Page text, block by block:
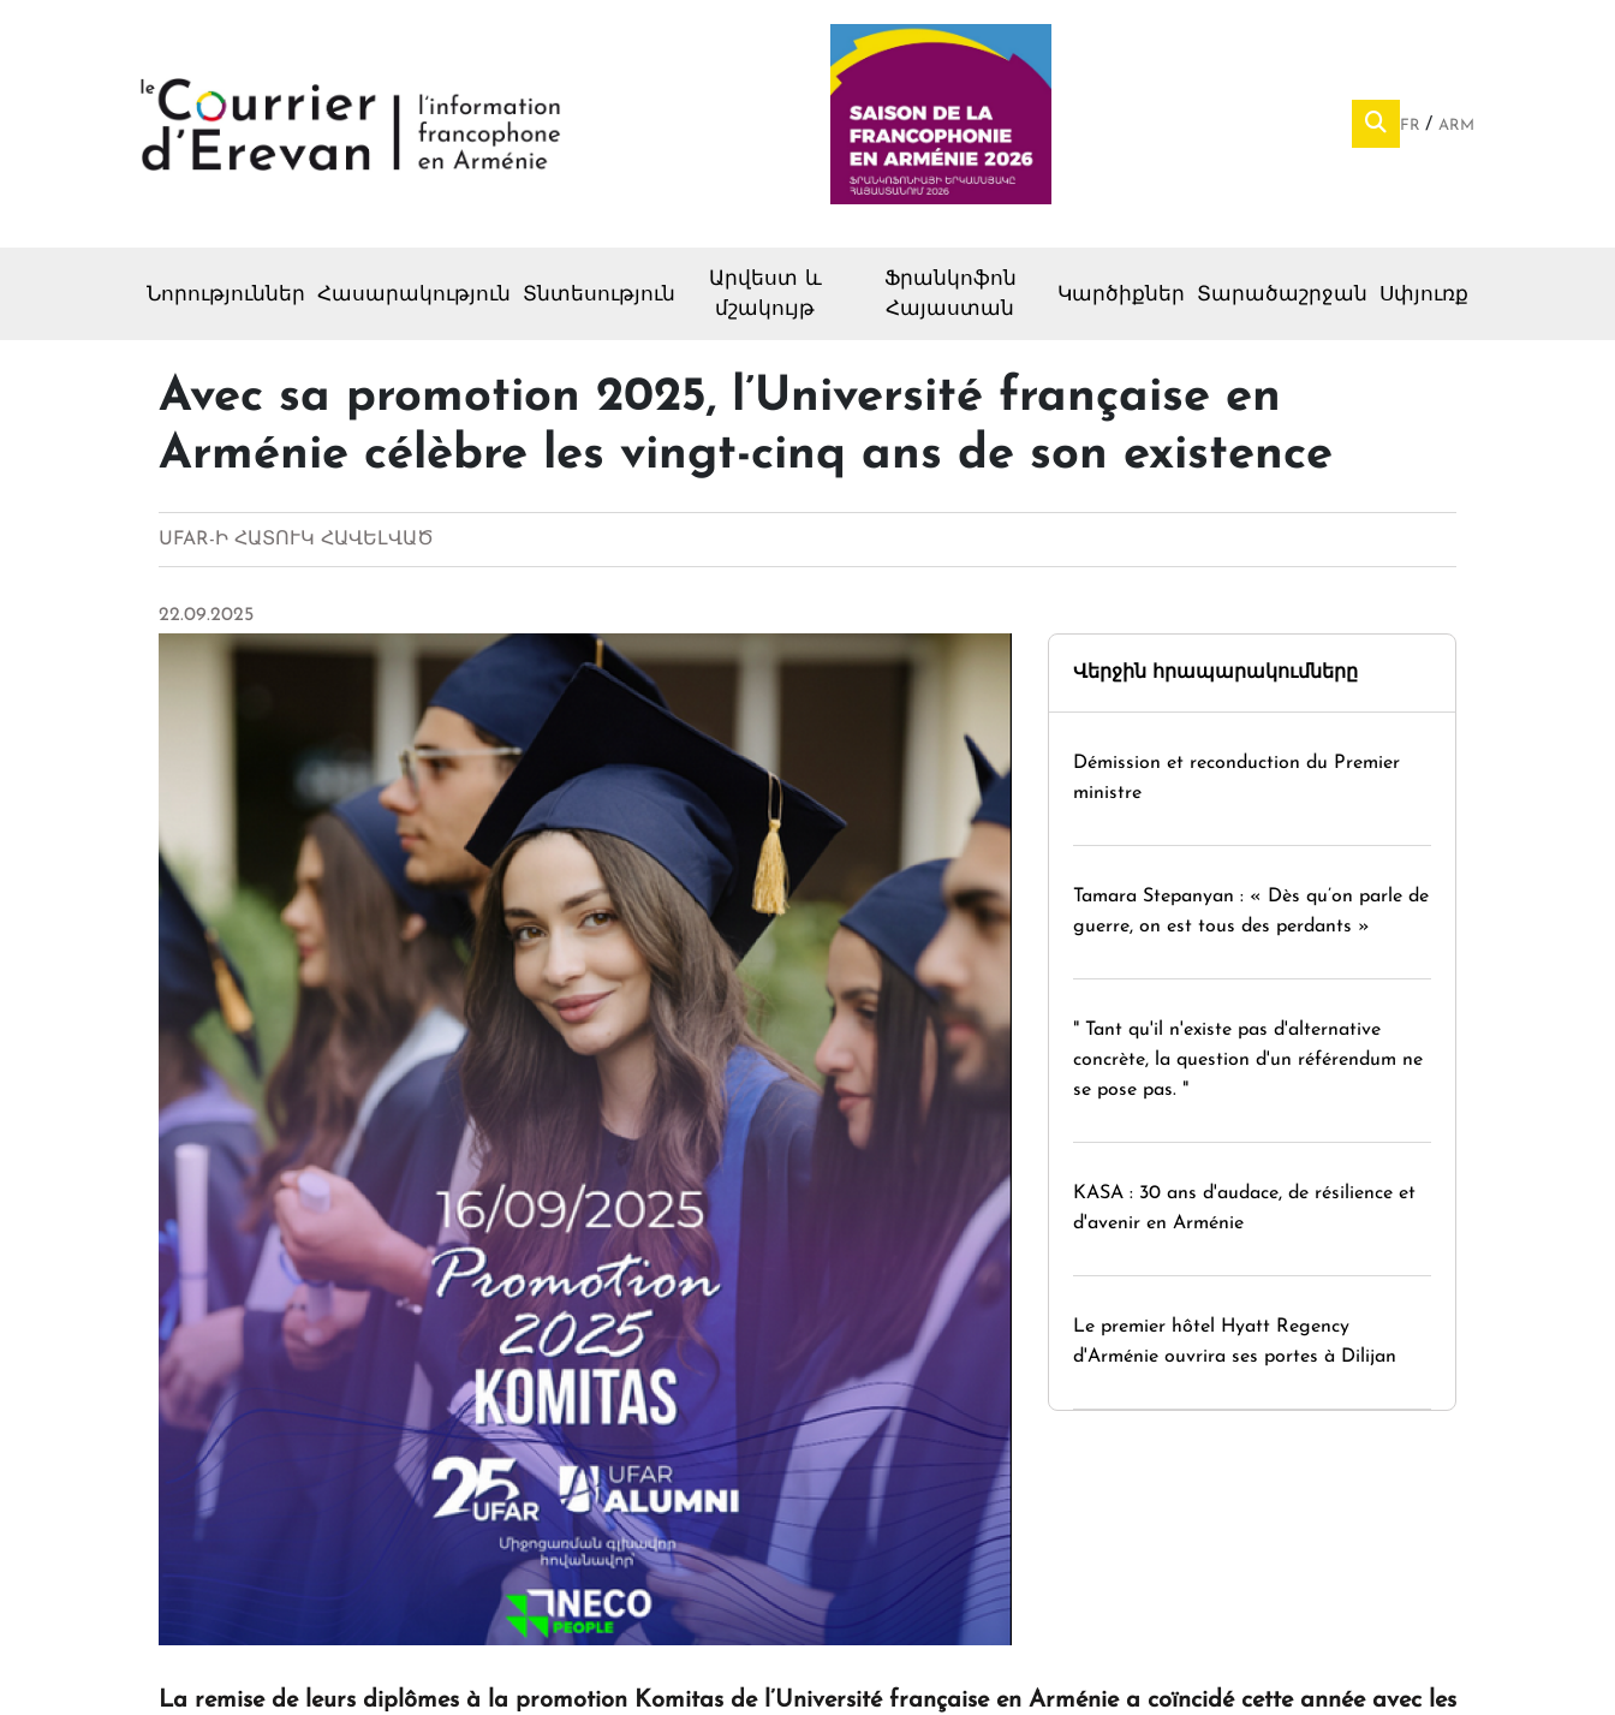
FR ARM
Նորություններ Հասարակություն Տնտեսություն
Արվեստ և
մշակույթ
Ֆրանկոֆոն
Հայաստան
Կարծիքներ Տարածաշրջան Սփյուռք
Avec sa promotion 2025, l’Université française en
Arménie célèbre les vingt-cinq ans de son existence
UFAR-Ի ՀԱՏՈՒԿ ՀԱՎԵԼՎԱԾ
22.09.2025
Վերջին հրապարակումները
Démission et reconduction du Premier
ministre
Tamara Stepanyan : « Dès qu’on parle de
guerre, on est tous des perdants »
" Tant qu'il n'existe pas d'alternative
concrète, la question d'un référendum ne
se pose pas. "
KASA : 30 ans d'audace, de résilience et
d'avenir en Arménie
Le premier hôtel Hyatt Regency
d'Arménie ouvrira ses portes à Dilijan
La remise de leurs diplômes à la promotion Komitas de l’Université française en Arménie a coïncidé cette année avec les